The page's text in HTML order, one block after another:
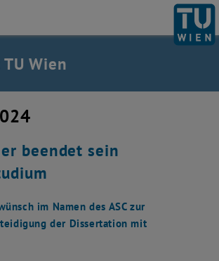
parent page TU Wien Homepage
Wien
beendet sein
im Namen des ASC zur
der Dissertation mit